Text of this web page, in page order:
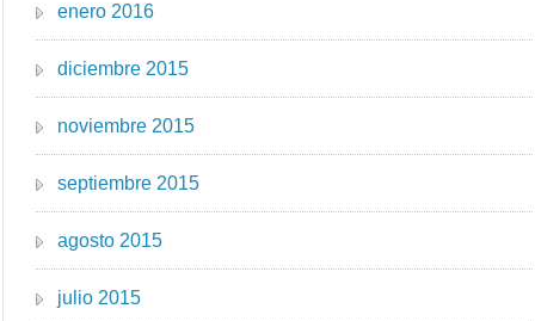
enero 2016
diciembre 2015
noviembre 2015
septiembre 2015
agosto 2015
julio 2015